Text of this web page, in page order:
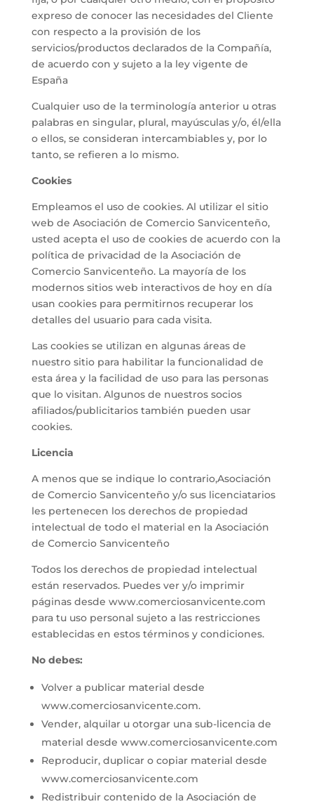
expreso de conocer las necesidades del Cliente
con respecto a la provisión de los
servicios/productos declarados de la Compañía,
de acuerdo con y sujeto a la ley vigente de
España
Cualquier uso de la terminología anterior u otras
palabras en singular, plural, mayúsculas y/o, él/ella
o ellos, se consideran intercambiables y, por lo
tanto, se refieren a lo mismo.
Cookies
Empleamos el uso de cookies. Al utilizar el sitio
web de Asociación de Comercio Sanvicenteño,
usted acepta el uso de cookies de acuerdo con la
política de privacidad de la Asociación de
Comercio Sanvicenteño. La mayoría de los
modernos sitios web interactivos de hoy en día
usan cookies para permitirnos recuperar los
detalles del usuario para cada visita.
Las cookies se utilizan en algunas áreas de
nuestro sitio para habilitar la funcionalidad de
esta área y la facilidad de uso para las personas
que lo visitan. Algunos de nuestros socios
afiliados/publicitarios también pueden usar
cookies.
Licencia
A menos que se indique lo contrario,Asociación
de Comercio Sanvicenteño y/o sus licenciatarios
les pertenecen los derechos de propiedad
intelectual de todo el material en la Asociación
de Comercio Sanvicenteño
Todos los derechos de propiedad intelectual
están reservados. Puedes ver y/o imprimir
páginas desde www.comerciosanvicente.com
para tu uso personal sujeto a las restricciones
establecidas en estos términos y condiciones.
No debes:
Volver a publicar material desde
www.comerciosanvicente.com.
Vender, alquilar u otorgar una sub-licencia de
material desde www.comerciosanvicente.com
Reproducir, duplicar o copiar material desde
www.comerciosanvicente.com
Redistribuir contenido de la Asociación de